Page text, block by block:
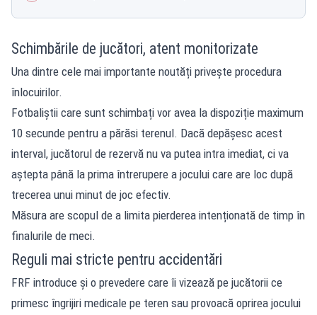
Schimbările de jucători, atent monitorizate
Una dintre cele mai importante noutăți privește procedura
înlocuirilor.
Fotbaliștii care sunt schimbați vor avea la dispoziție maximum
10 secunde pentru a părăsi terenul. Dacă depășesc acest
interval, jucătorul de rezervă nu va putea intra imediat, ci va
aștepta până la prima întrerupere a jocului care are loc după
trecerea unui minut de joc efectiv.
Măsura are scopul de a limita pierderea intenționată de timp în
finalurile de meci.
Reguli mai stricte pentru accidentări
FRF introduce și o prevedere care îi vizează pe jucătorii ce
primesc îngrijiri medicale pe teren sau provoacă oprirea jocului